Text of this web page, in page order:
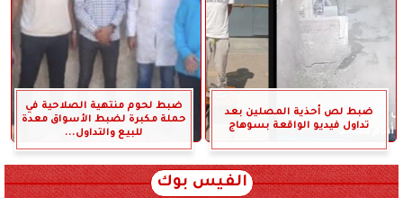
ضبط لص أحذية المصلين بعد
تداول فيديو الواقعة بسوهاج
ضبط لحوم منتهية الصلاحية في
حملة مكبرة لضبط الأسواق معدة
للبيع والتداول...
الفيس بوك